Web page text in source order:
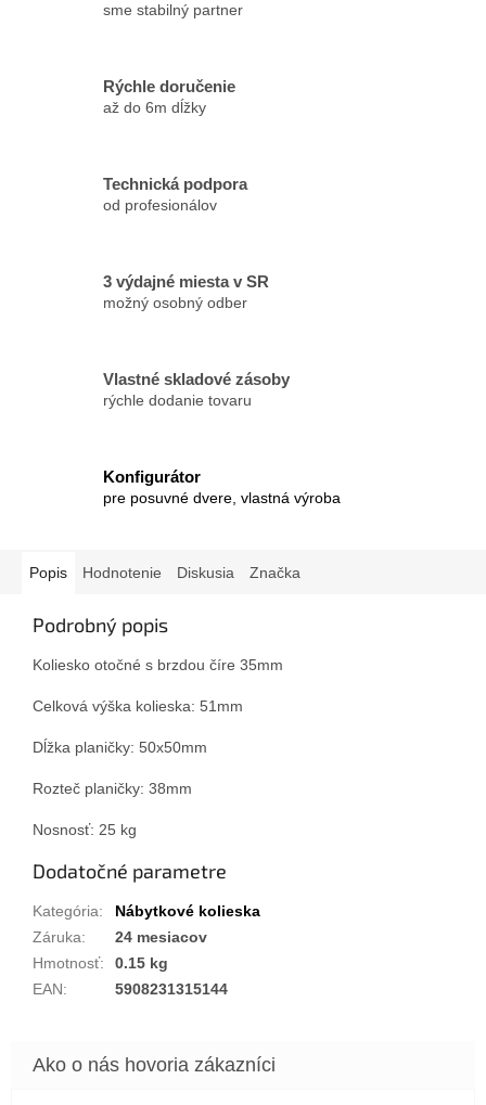
sme stabilný partner
Rýchle doručenie
až do 6m dĺžky
Technická podpora
od profesionálov
3 výdajné miesta v SR
možný osobný odber
Vlastné skladové zásoby
rýchle dodanie tovaru
Konfigurátor
pre posuvné dvere, vlastná výroba
Popis Hodnotenie Diskusia Značka
Podrobný popis
Koliesko otočné s brzdou číre 35mm
Celková výška kolieska: 51mm
Dĺžka planičky: 50x50mm
Rozteč planičky: 38mm
Nosnosť: 25 kg
Dodatočné parametre
Kategória:
Nábytkové kolieska
Záruka:
24 mesiacov
Hmotnosť:
0.15 kg
EAN: 5908231315144